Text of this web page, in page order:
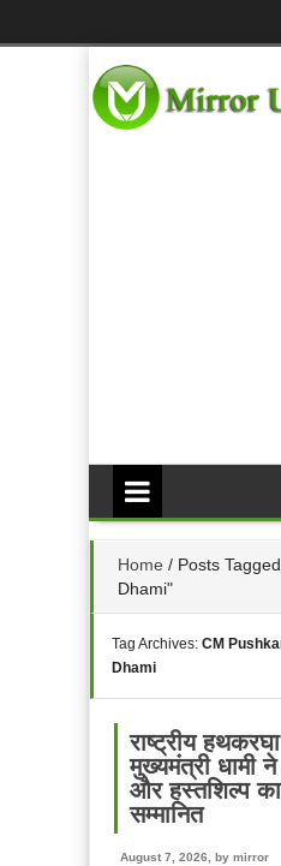
Home / Posts
Dhami"
Tag Archives: CM
Dhami
राष्ट्रीय
मुख्यमंत्री धामी
और हस्तशिल्प
सम्मानित
August 7, 2026, by mirror